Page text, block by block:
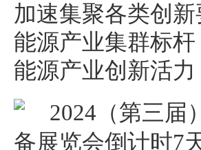
加速集聚各类创
能源产业集群标
能源产业创新活